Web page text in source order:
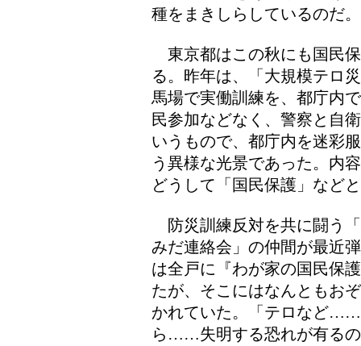
種をまきしらしているのだ。
東京都はこの秋にも国民
る。昨年は、「大規模テロ
馬場で実働訓練を、都庁内
民参加などなく、警察と自
いうもので、都庁内を迷彩
う異様な光景であった。内
どうして「国民保護」など
防災訓練反対を共に闘う
みだ連絡会」の仲間が最近
は全戸に『わが家の国民保
たが、そこにはなんともお
かれていた。「テロなど
ら……失明する恐れが有る